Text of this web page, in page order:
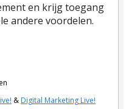
en krijg toegang
andere voordelen.
& Digital Marketing Live!